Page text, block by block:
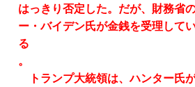
はっきり否定した。だが、財務省
ー・バイデン氏が金銭を受理して
る
。
トランプ大統領は、ハンター氏